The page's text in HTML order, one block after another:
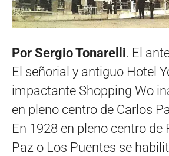
Por Sergio Tonarelli. El
El señorial y antiguo Hotel
impactante Shopping Wo
en pleno centro de Carlos
En 1928 en pleno centro de
Paz o Los Puentes se